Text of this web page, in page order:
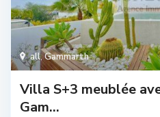
all,Gammarth
Villa S+3 meublée
Gam...